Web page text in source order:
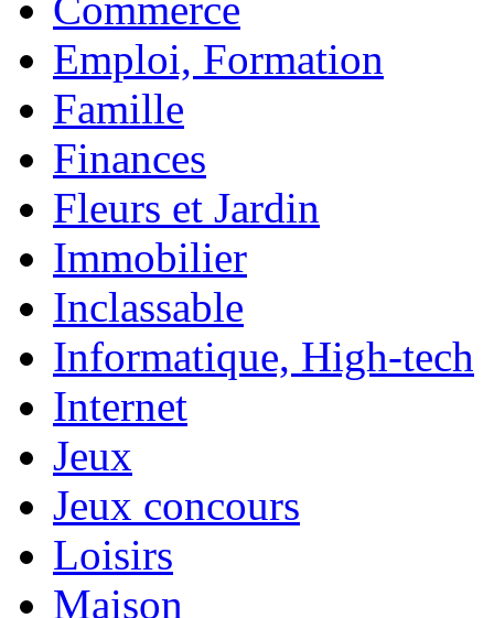
Commerce
Emploi, Formation
Famille
Finances
Fleurs et Jardin
Immobilier
Inclassable
Informatique, High-tech
Internet
Jeux
Jeux concours
Loisirs
Maison